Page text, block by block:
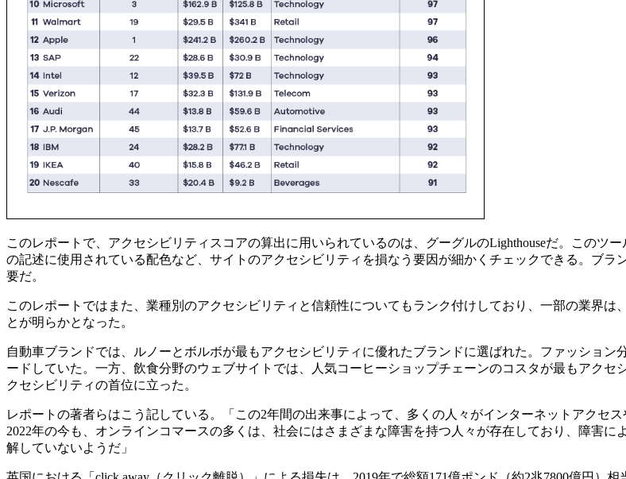
このレポートで、アクセシビリティスコアの算出に用いられているのは、グーグルのLighthouseだ。このツ
の記述に使用されている配色など、サイトのアクセシビリティを損なう要因が細かくチェックできる。ブ
要だ。
このレポートではまた、業種別のアクセシビリティと信頼性についてもランク付けしており、一部の業界
とが明らかとなった。
自動車ブランドでは、ルノーとボルボが最もアクセシビリティに優れたブランドに選ばれた。ファッショ
ードしていた。一方、飲食分野のウェブサイトでは、人気コーヒーショップチェーンのコスタが最もアク
クセシビリティの首位に立った。
レポートの著者らはこう記している。「この2年間の出来事によって、多くの人々がインターネットアクセ
2022年の今も、オンラインコマースの多くは、社会にはさまざまな障害を持つ人々が存在しており、障害
解していないようだ」